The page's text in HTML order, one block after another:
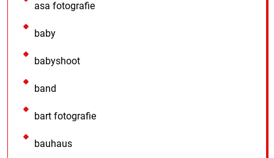
asa fotografie
baby
babyshoot
band
bart fotografie
bauhaus